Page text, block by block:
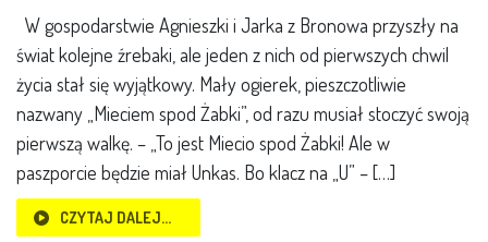
W gospodarstwie Agnieszki i Jarka z Bronowa przyszły na
świat kolejne źrebaki, ale jeden z nich od pierwszych chwil
życia stał się wyjątkowy. Mały ogierek, pieszczotliwie
nazwany „Mieciem spod Żabki”, od razu musiał stoczyć swoją
pierwszą walkę. – „To jest Miecio spod Żabki! Ale w
paszporcie będzie miał Unkas. Bo klacz na „U” – […]
CZYTAJ DALEJ…